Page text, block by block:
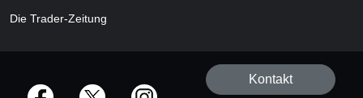
Die Trader-Zeitung
offizielle Social Media-Accounts
Kontakt